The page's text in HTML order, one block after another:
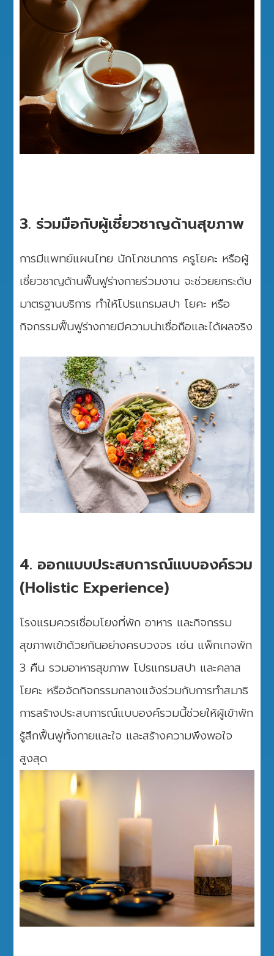
3. ร่วมมือกับผู้เชี่ยวชาญด้านสุขภาพ
การมีแพทย์แผนไทย นักโภชนาการ ครูโยคะ หรือผู้
เชี่ยวชาญด้านฟื้นฟูร่างกายร่วมงาน จะช่วยยกระดับ
มาตรฐานบริการ ทำให้โปรแกรมสปา โยคะ หรือ
กิจกรรมฟื้นฟูร่างกายมีความน่าเชื่อถือและได้ผลจริง
4. ออกแบบประสบการณ์แบบองค์รวม
(Holistic Experience)
โรงแรมควรเชื่อมโยงที่พัก อาหาร และกิจกรรม
สุขภาพเข้าด้วยกันอย่างครบวงจร เช่น แพ็กเกจพัก
3 คืน รวมอาหารสุขภาพ โปรแกรมสปา และคลาส
โยคะ หรือจัดกิจกรรมกลางแจ้งร่วมกับการทำสมาธิ
การสร้างประสบการณ์แบบองค์รวมนี้ช่วยให้ผู้เข้าพัก
รู้สึกฟื้นฟูทั้งกายและใจ และสร้างความพึงพอใจ
สูงสุด